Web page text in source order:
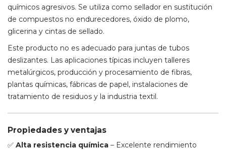
químicos agresivos. Se utiliza como sellador en sustitución
de compuestos no endurecedores, óxido de plomo,
glicerina y cintas de sellado.
Este producto no es adecuado para juntas de tubos
deslizantes. Las aplicaciones típicas incluyen talleres
metalúrgicos, producción y procesamiento de fibras,
plantas químicas, fábricas de papel, instalaciones de
tratamiento de residuos y la industria textil.
Propiedades y ventajas
✅ Alta resistencia química – Excelente rendimiento